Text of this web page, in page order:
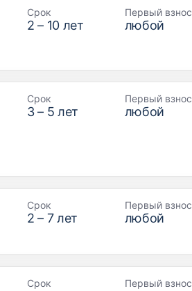
Срок
2 – 10 лет
Первый взнос
любой
Срок
3– 5 лет
Первый взнос
любой
Срок
2 – 7лет
Первый взнос
любой
Срок Первый взнос